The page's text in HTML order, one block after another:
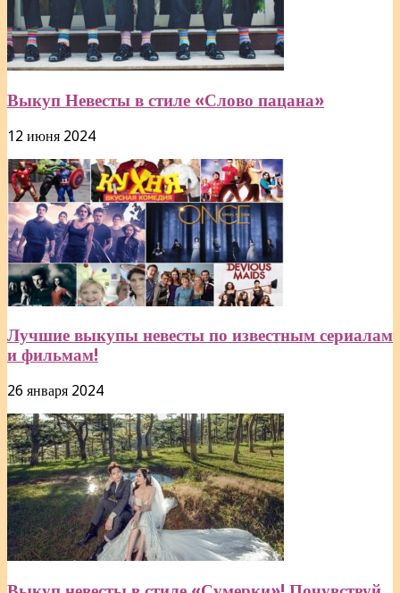
Выкуп Невесты в стиле «Слово пацана»
12 июня 2024
Лучшие выкупы невесты по известным сериалам
и фильмам!
26 января 2024